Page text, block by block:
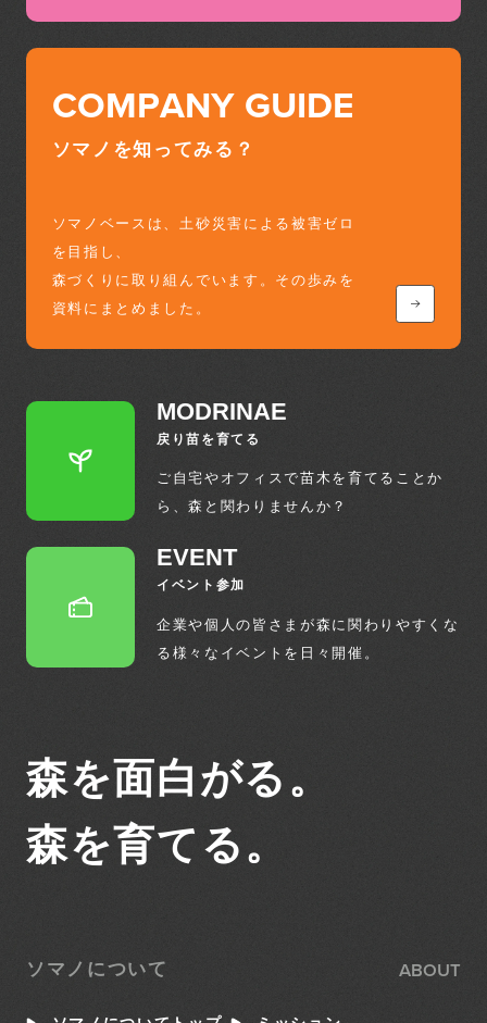
COMPANY GUIDE
ソマノを知ってみる？
ソマノベースは、土砂災害による被害ゼロ
を目指し、
森づくりに取り組んでいます。その歩みを
資料にまとめました。
MODRINAE
戻り苗を育てる
ご自宅やオフィスで苗木を育てることか
ら、森と関わりませんか？
EVENT
イベント参加
企業や個人の皆さまが森に関わりやすくな
る 様々なイベントを日々開催。
森を面白がる。
森を育てる。
ソマノについて ABOUT